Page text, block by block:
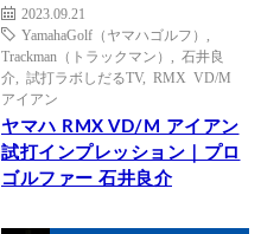
2023.09.21
YamahaGolf（ヤマハゴルフ）
Trackman（トラックマン）
石井良
介
試打ラボしだるTV, RMX VD/M
アイアン
ヤマハ RMX VD/M アイアン
試打インプレッション｜プロ
ゴルファー 石井良介